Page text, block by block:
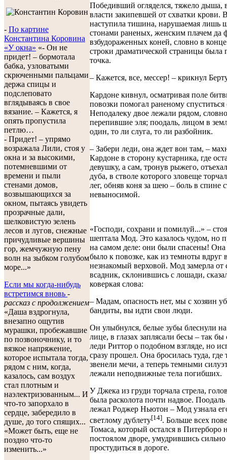
- По картине
Константина Коровина
«У окна» «- Он не
придет! – бормотала
бабка, узловатыми
скрюченными пальцами
держа спицы и
подслеповато
вглядываясь в свое
вязание. – Кажется, я
опять пропустила
петлю…
- Придет! – упрямо
возражала Лили, стоя у
окна и за высокими,
потемневшими от
времени и пыли
стенами домов,
возвышающихся за
окном, пытаясь увидеть
прозрачные дали,
шелковистую зелень
лесов и лугов, снежные
причудливые вершины
гор, жемчужную пену
волн на зыбком голубом
море...»
Если мы когда-нибудь
встретимся вновь -
рассказ с продолжением
«Даша вздрогнула,
внезапно ощутив
мурашки, пробежавшие
по позвоночнику, и то
вязкое напряжение,
которое испытала тогда,
рядом с ним, когда,
казалось, сам воздух
стал плотным и
наэлектризованным... И
что-то запорхало в
сердце, забередило в
душе, до того спящих...
«Может быть, еще не
поздно что-то
изменить...»
Победивший огляделся, тяжело дыша,
власти закипевшей от схватки крови.
наступила тишина, нарушаемая лишь
стонами раненых, женским плачем да
взбудораженных коней, словно в
строки драматической страницы была
точка.
– Кажется, все, мессер! – крикнул
Кардоне кивнул, осматривая поле
повозки помогал раненому спуститься
Неподалеку двое лежали рядом,
перепившие эля; поодаль, лицом в
один, то ли слуга, то ли разбойник.
– Забери леди, она ждет вон там, –
Кардоне в сторону кустарника, где
девушку, а сам, тронув рыжего,
дуба, в стволе которого зловеще
лег, обняв коня за шею – боль в спине
невыносимой.
«Господи, сохрани и помилуй...» –
шептала Мод. Это казалось чудом, но
на самом деле: они были спасены! Она
было к повозке, как из темноты вдруг
незнакомый верховой. Мод замерла от
всадник, склонившись с лошади,
коверкая слова:
– Мадам, опасность нет, мы с хозяин
бандиты, вы идти свои люди.
Он улыбнулся, белые зубы блеснули
лице, в глазах заплясали бесы – так бы
леди Риттор о подобном взгляде, но
сразу прошел. Она бросилась туда, где
звенели мечи, а теперь темными
лежали неподвижные тела погибших.
У Джека из груди торчала стрела,
была расколота почти надвое.
лежал Роджер Ньютон – Мод узнала
светлому дублету[14]. Больше всех
Томаса, который остался в Питерборо
постоялом дворе, умудрившись сильно
простудиться в дороге.